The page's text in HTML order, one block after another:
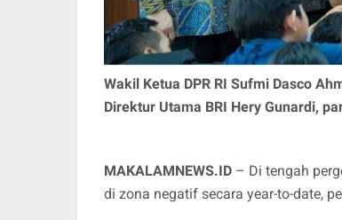
Wakil Ketua DPR RI Sufmi Dasco
Direktur Utama BRI Hery Gunardi,
MAKALAMNEWS.ID – Di tengah
di zona negatif secara year-to-date,